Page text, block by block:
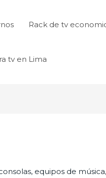
Rack de tv
tv en Lima
equipos de